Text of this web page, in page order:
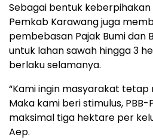
Sebagai bentuk
Pemkab Karawang juga
pembebasan Pajak Bumi dan
untuk lahan sawah hingga 3
berlaku selamanya.
“Kami ingin masyarakat tetap
Maka kami beri stimulus,
maksimal tiga hektare per
Aep.